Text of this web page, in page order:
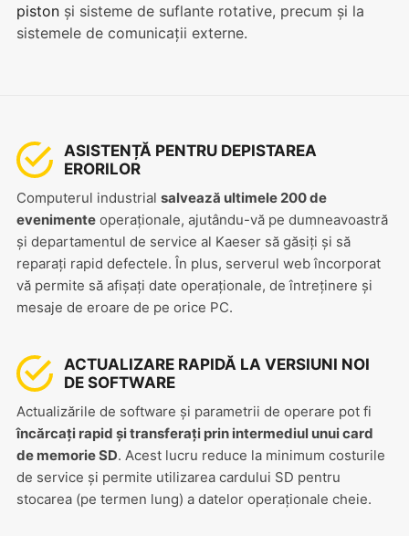
piston și sisteme de suflante rotative, precum și la
sistemele de comunicații externe.
ASISTENȚĂ PENTRU DEPISTAREA
ERORILOR
Computerul industrial salvează ultimele 200 de
evenimente operaționale, ajutându-vă pe dumneavoastră
și departamentul de service al Kaeser să găsiți și să
reparați rapid defectele. În plus, serverul web încorporat
vă permite să afișați date operaționale, de întreținere și
mesaje de eroare de pe orice PC.
ACTUALIZARE RAPIDĂ LA VERSIUNI NOI
DE SOFTWARE
Actualizările de software și parametrii de operare pot fi
încărcați rapid și transferați prin intermediul unui card
de memorie SD. Acest lucru reduce la minimum costurile
de service și permite utilizarea cardului SD pentru
stocarea (pe termen lung) a datelor operaționale cheie.